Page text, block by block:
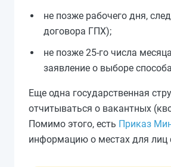
не позже рабочего дня,
договора ГПХ);
не позже 25-го числа
заявление о выборе
Еще одна государственная
отчитываться о вакантных
Помимо этого, есть Приказ
информацию о местах для